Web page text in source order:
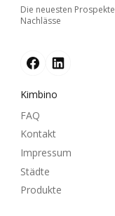
Die neuesten
Nachlässe
Kimbino
FAQ
Kontakt
Impressum
Städte
Produkte